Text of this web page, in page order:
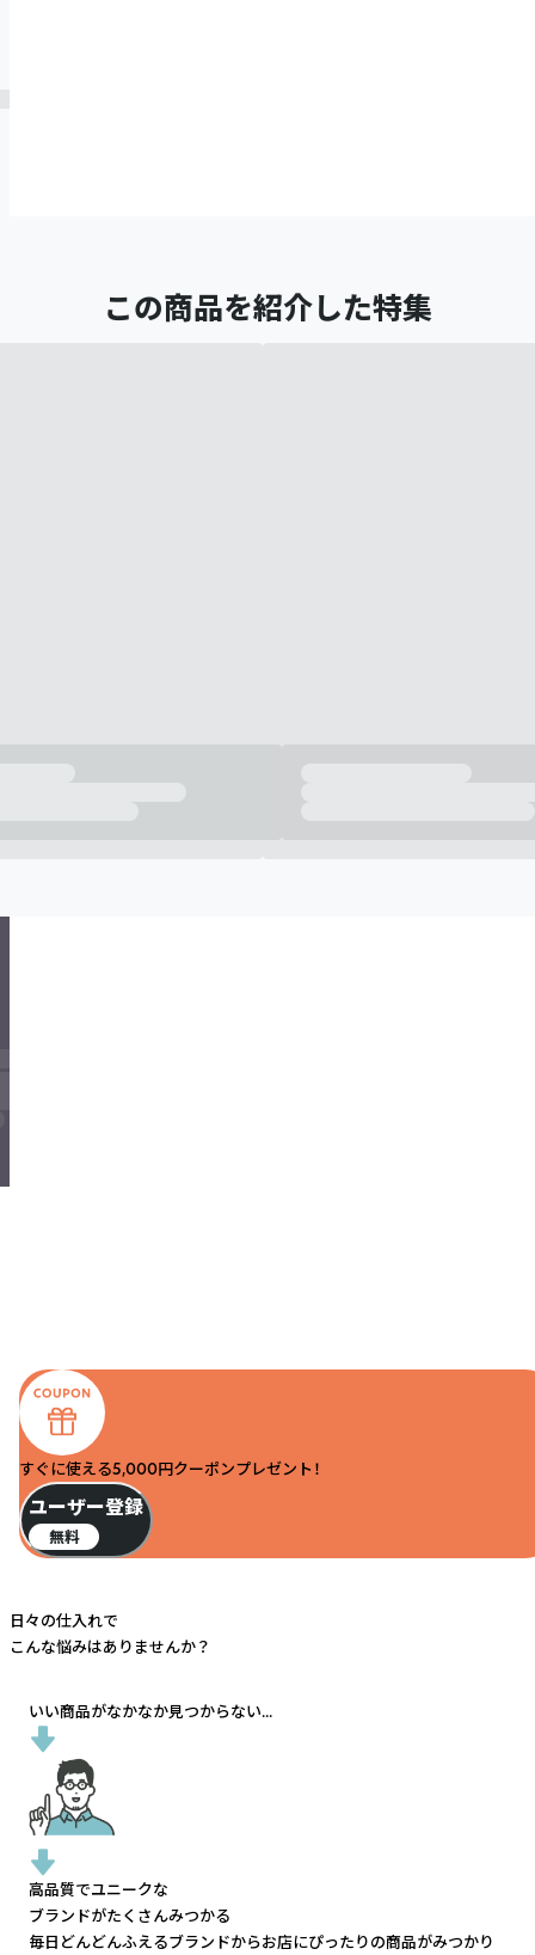
この商品を紹介した特集
すぐに使える5,000円クーポンプレゼント！
ユーザー登録
無料
日々の仕入れで
こんな悩みはありませんか？
いい商品がなかなか見つからない...
高品質でユニークな
ブランドがたくさんみつかる
毎日どんどんふえるブランドからお店にぴったりの商品がみつかり